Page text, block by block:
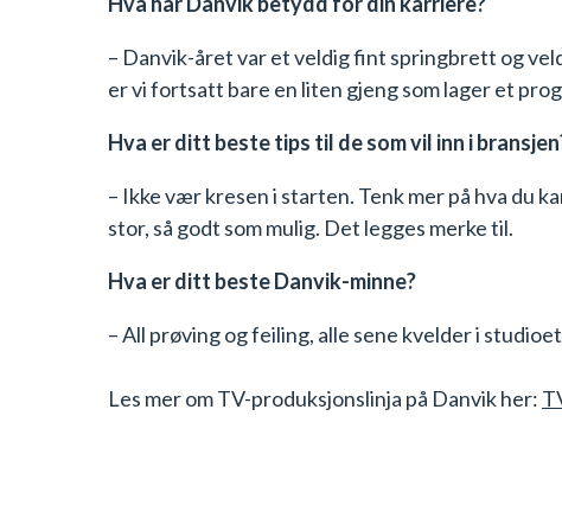
– Danvik-året var et veldig fint springbrett og
er vi fortsatt bare en liten gjeng som lager et
Hva er ditt beste tips til de som vil inn i
– Ikke vær kresen i starten. Tenk mer på hva du
stor, så godt som mulig. Det legges merke til.
Hva er ditt beste Danvik-minne?
– All prøving og feiling, alle sene kvelder i
Les mer om TV-produksjonslinja på Danvik her: